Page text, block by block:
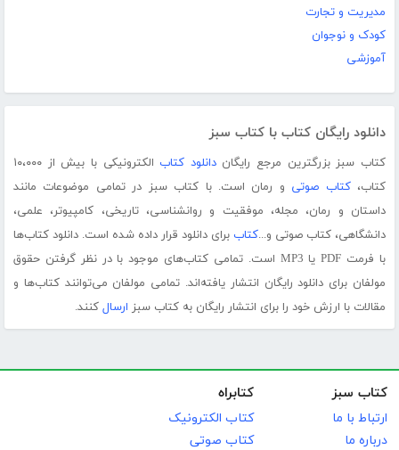
مدیریت و تجارت
کودک و نوجوان
آموزشی
دانلود رایگان کتاب با کتاب سبز
کتاب سبز بزرگترین مرجع رایگاندانلود کتاب
الکترونیکی با بیش از ۱۰،۰۰۰
کتاب،کتاب صوتی و رمان است. با کتاب سبز در تمامی موضوعات مانند
داستان و رمان، مجله، موفقیت و روانشناسی، تاریخی، کامپیوتر، علمی،
دانشگاهی، کتاب صوتی و...کتاب برای دانلود قرار داده شده است. دانلود کتاب‌ها
با فرمت PDF یا MP3 است. تمامی کتاب‌های موجود با در نظر گرفتن حقوق
مولفان برای دانلود رایگان انتشار یافته‌اند. تمامی مولفان می‌توانند کتاب‌ها و
مقالات با ارزش خود را برای انتشار رایگان به کتاب سبز ارسال کنند.
کتاب سبز
ارتباط با ما
درباره ما
کتابراه
کتاب الکترونیک
کتاب صوتی